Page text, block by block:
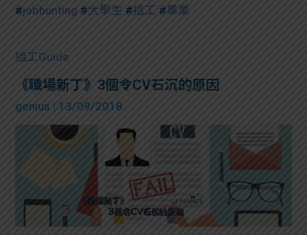
#jobhunting #大學生 #搵工 #畢業
搵工Guide
《職場新丁》3個令CV石沉的原因
genius | 13/09/2018